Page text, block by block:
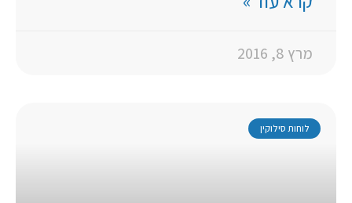
מרץ 8, 2016
לוחות סילוקין